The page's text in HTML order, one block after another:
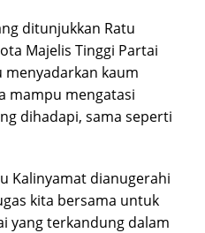
ditunjukkan Ratu
Majelis Tinggi Partai
kaum
mampu mengatasi
dihadapi, sama seperti
Kalinyamat dianugerahi
kita bersama untuk
yang terkandung dalam